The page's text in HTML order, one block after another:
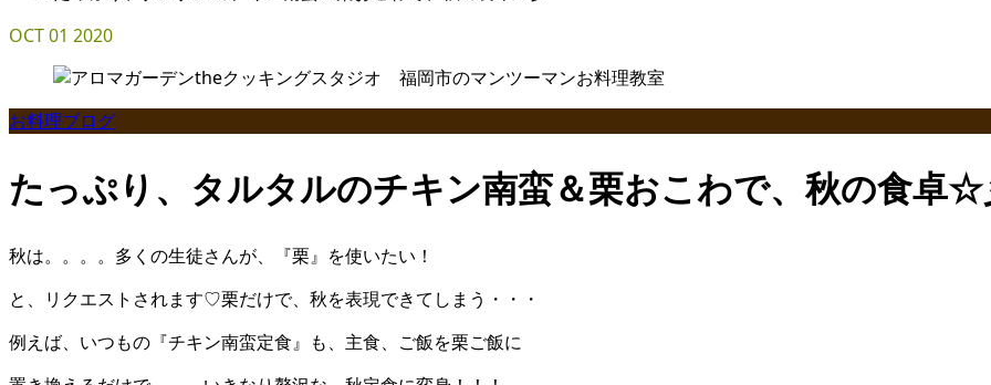
OCT01 2020
お料理ブログ
たっぷり、タルタルのチキン南蛮＆栗おこわで、秋の食卓
秋は。。。。多くの生徒さんが、『栗』を使いたい！
と、リクエストされます♡栗だけで、秋を表現できてしまう・・・
例えば、いつもの『チキン南蛮定食』も、主食、ご飯を栗ご飯に